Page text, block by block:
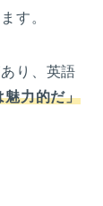
す。
り、英語
魅力的だ」